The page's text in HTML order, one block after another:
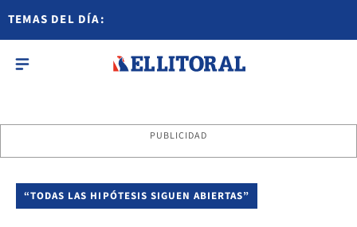
TEMAS DEL DÍA:
PUBLICIDAD
“TODAS LAS HIPÓTESIS SIGUEN ABIERTAS”